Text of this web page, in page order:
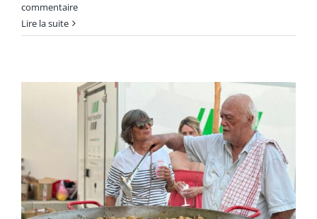
commentaire
Lire la suite